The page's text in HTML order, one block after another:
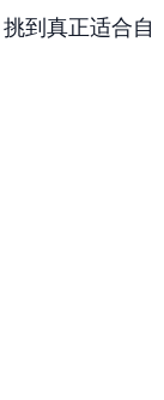
到真正适合自